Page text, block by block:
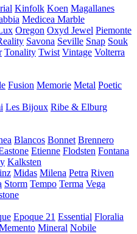
Kinfolk Koen Magallanes
Medicea Marble
Oregon Oxyd Jewel Piemonte
Savona Seville Snap Souk
Tonality Twist Vintage Volterra
Fusion Memorie Metal Poetic
Les Bijoux Ribe & Elburg
Blancos Bonnet Brennero
Etienne Flodsten Fontana
Kalksten
Midas Milena Petra Riven
Storm Tempo Terma Vega
Epoque 21 Essential Floralia
Mineral Nobile